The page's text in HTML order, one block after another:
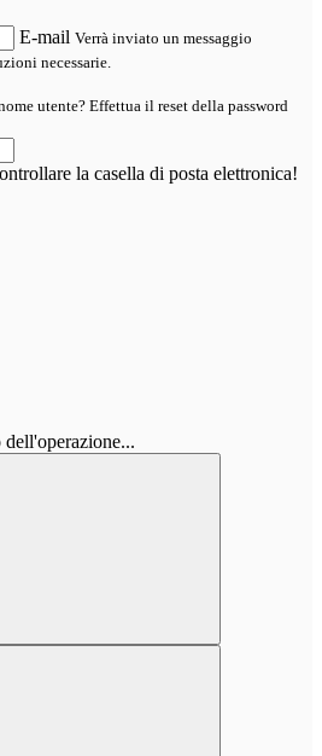
E-mail Verrà inviato un messaggio
necessarie.
utente? Effettua il reset della password
la casella di posta elettronica!